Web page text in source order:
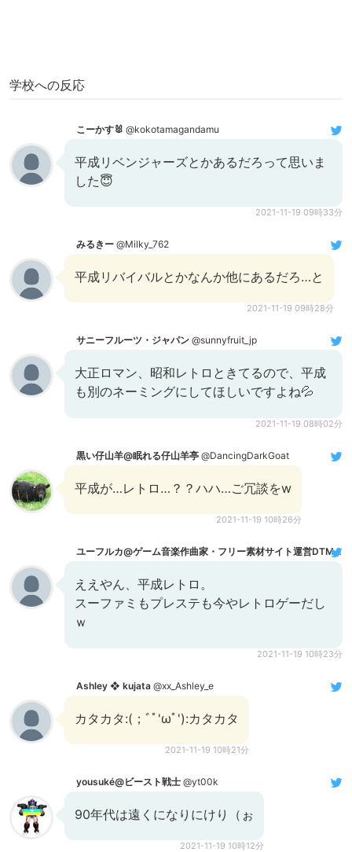
学校への反応
こーかす🐰 @kokotamagandamu
平成リベンジャーズとかあるだろって思いま
した😇
2021-11-19 09時33分
みるきー @Milky_762
平成リバイバルとかなんか他にあるだろ…と
2021-11-19 09時28分
サニーフルーツ・ジャパン @sunnyfruit_jp
大正ロマン、昭和レトロときてるので、平成
も別のネーミングにしてほしいですよね💦
2021-11-19 08時02分
黒い仔山羊@眠れる仔山羊亭 @DancingDarkGoat
平成が…レトロ…？？ハハ…ご冗談をw
2021-11-19 10時26分
ユーフルカ@ゲーム音楽作曲家・フリー素材サイト運営DTMer
ええやん、平成レトロ。
スーファミもプレステも今やレトロゲーだし
ｗ
2021-11-19 10時23分
Ashley ❖ kujata @xx_Ashley_e
カタカタ:(；ﾞﾟ'ωﾟ'):カタカタ
2021-11-19 10時21分
yousuké@ビースト戦士 @yt00k
90年代は遠くになりにけり（ぉ
2021-11-19 10時12分